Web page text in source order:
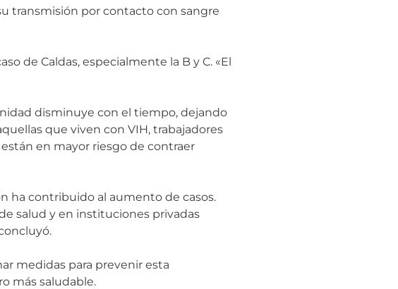
transmisión por contacto con sangre
de Caldas, especialmente la B y C. «El
disminuye con el tiempo, dejando
que viven con VIH, trabajadores
en mayor riesgo de contraer
ha contribuido al aumento de casos.
salud y en instituciones privadas
medidas para prevenir esta
más saludable.